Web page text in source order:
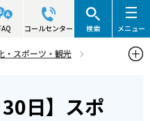
コールセンター 検索 メニュー
・スポーツ・観光
30日】スポ